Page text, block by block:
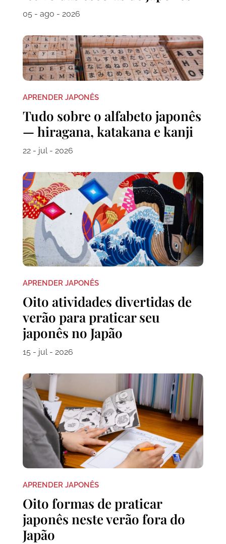
05 - ago - 2026
APRENDER JAPONÊS
Tudo sobre o alfabeto japonês
— hiragana, katakana e kanji
22 - jul - 2026
APRENDER JAPONÊS
Oito atividades divertidas de
verão para praticar seu
japonês no Japão
15 - jul - 2026
APRENDER JAPONÊS
Oito formas de praticar
japonês neste verão fora do
Japão